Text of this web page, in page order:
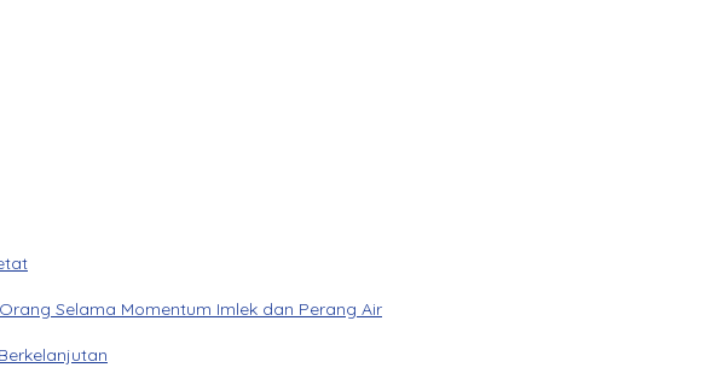
Selama Momentum Imlek dan Perang Air